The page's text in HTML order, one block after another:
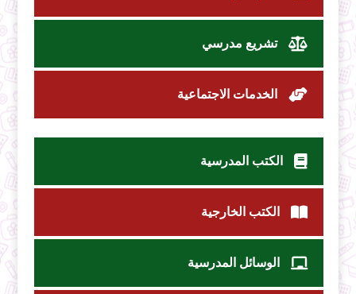
تشريع مدرسي
الخدمات الاجتماعية
الكتب المدرسية
الكتب الخارجية
الوسائل المدرسية